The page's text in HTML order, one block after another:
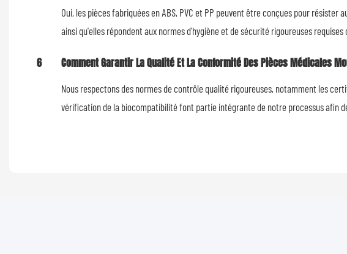
Oui, les pièces fabriquées en ABS, PVC et PP peuvent être conçues pour
ainsi qu'elles répondent aux normes d'hygiène et de sécurité rigoureuses requises
6 Comment Garantir La Qualité Et La Conformité Des Pièces Médicales
Nous respectons des normes de contrôle qualité rigoureuses, notamment les
vérification de la biocompatibilité font partie intégrante de notre processus afin